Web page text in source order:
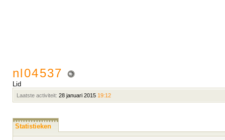
nl04537
Lid
Laatste activiteit: 28 januari 2015 19:12
Statistieken